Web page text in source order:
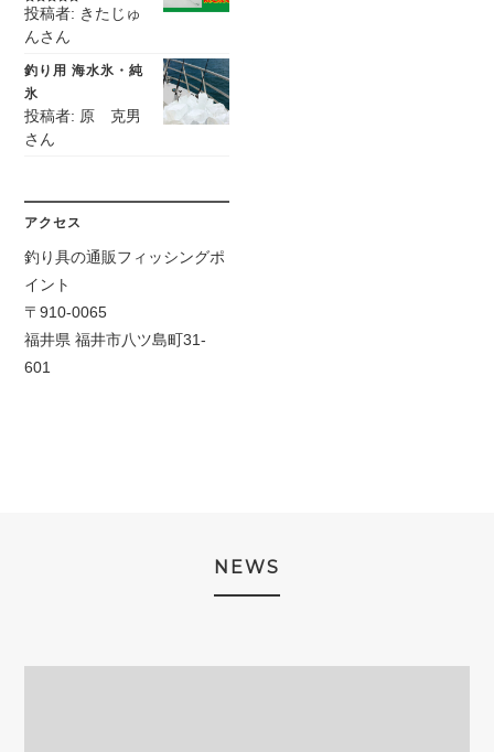
5段階中5の
評価
投稿者: きたじゅ
んさん
釣り用 海水氷・純
氷
投稿者: 原 克男
さん
アクセス
釣り具の通販フィッシングポ
イント
〒910-0065
福井県 福井市八ツ島町31-
601
NEWS